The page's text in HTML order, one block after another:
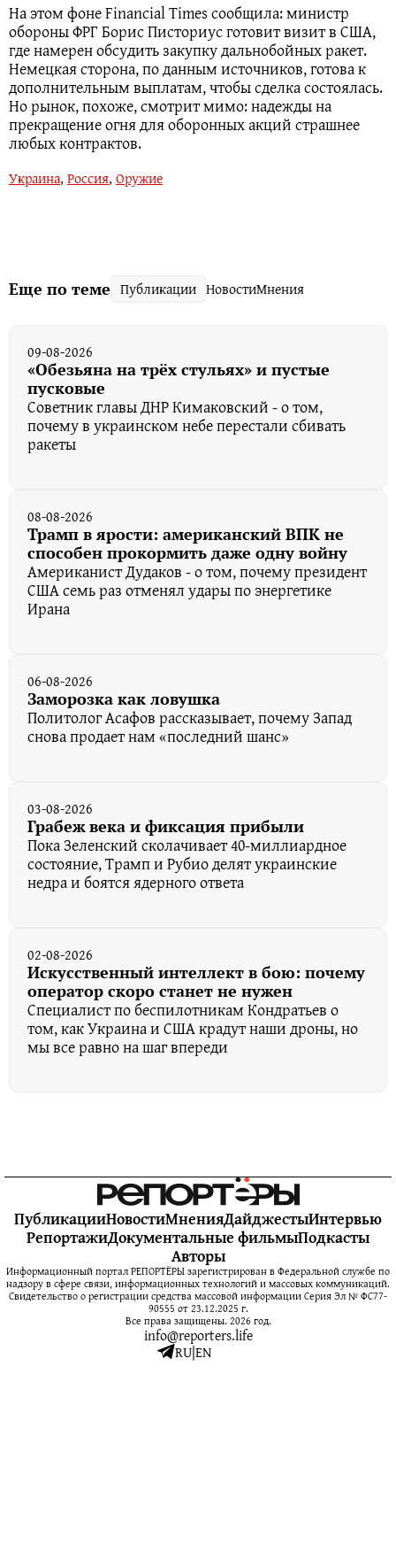
На этом фоне Financial Times сообщила: министр
обороны ФРГ Борис Писториус готовит визит в США,
где намерен обсудить закупку дальнобойных ракет.
Немецкая сторона, по данным источников, готова к
дополнительным выплатам, чтобы сделка состоялась.
Но рынок, похоже, смотрит мимо: надежды на
прекращение огня для оборонных акций страшнее
любых контрактов.
Украина, Россия, Оружие
Еще по теме Публикации НовостиМнения
09-08-2026
«Обезьяна на трёх стульях» и пустые
пусковые
Советник главы ДНР Кимаковский - о том,
почему в украинском небе перестали сбивать
ракеты
08-08-2026
Трамп в ярости: американский ВПК не
способен прокормить даже одну войну
Американист Дудаков - о том, почему президент
США семь раз отменял удары по энергетике
Ирана
06-08-2026
Заморозка как ловушка
Политолог Асафов рассказывает, почему Запад
снова продает нам «последний шанс»
03-08-2026
Грабеж века и фиксация прибыли
Пока Зеленский сколачивает 40-миллиардное
состояние, Трамп и Рубио делят украинские
недра и боятся ядерного ответа
02-08-2026
Искусственный интеллект в бою: почему
оператор скоро станет не нужен
Специалист по беспилотникам Кондратьев о
том, как Украина и США крадут наши дроны, но
мы все равно на шаг впереди
ПубликацииНовостиМненияДайджестыИнтервью
РепортажиДокументальные фильмыПодкасты
Авторы
Информационный портал РЕПОРТЁРЫ зарегистрирован в Федеральной службе по
надзору в сфере связи, информационных технологий и массовых коммуникаций.
Свидетельство о регистрации средства массовой информации Серия Эл № ФС77-
90555 от 23.12.2025 г.
Все права защищены. 2026 год.
info@reporters.life
RU|EN